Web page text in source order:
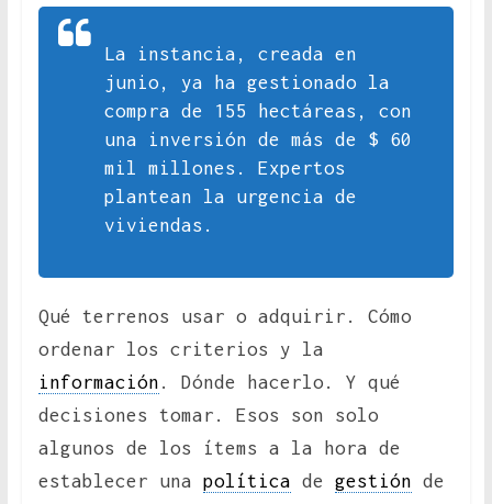
La instancia, creada en
junio, ya ha gestionado la
compra de 155 hectáreas, con
una inversión de más de $ 60
mil millones. Expertos
plantean la urgencia de
viviendas.
Qué terrenos usar o adquirir. Cómo
ordenar los criterios y la
información . Dónde hacerlo. Y qué
decisiones tomar. Esos son solo
algunos de los ítems a la hora de
establecer una política de gestión de